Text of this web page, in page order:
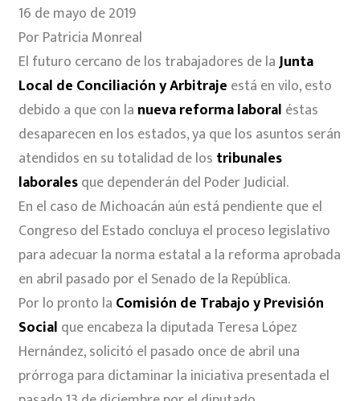
16 de mayo de 2019
Por Patricia Monreal
El futuro cercano de los trabajadores de laJunta
Local de Conciliación y Arbitraje está en vilo, esto
debido a que con la nueva reforma laboral éstas
desaparecen en los estados, ya que los asuntos serán
atendidos en su totalidad de los tribunales
laboralesque dependerán del Poder Judicial.
En el caso de Michoacán aún está pendiente que el
Congreso del Estado concluya el proceso legislativo
para adecuar la norma estatal a la reforma aprobada
en abril pasado por el Senado de la República.
Por lo pronto la Comisión de Trabajo y Previsión
Social que encabeza la diputada Teresa López
Hernández, solicitó el pasado once de abril una
prórroga para dictaminar la iniciativa presentada el